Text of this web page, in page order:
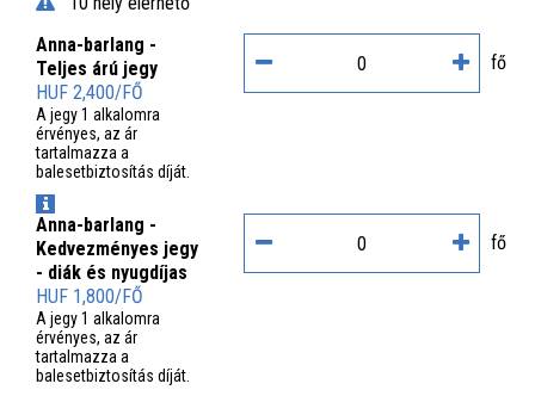
Anna-barlang -
Teljes árú jegy
HUF 2,400/FŐ
A jegy 1 alkalomra
érvényes, az ár
tartalmazza a
balesetbiztosítás díját.
INFO
fő
Anna-barlang -
Kedvezményes jegy
- diák és nyugdíjas
HUF 1,800/FŐ
A jegy 1 alkalomra
érvényes, az ár
tartalmazza a
balesetbiztosítás díját.
fő